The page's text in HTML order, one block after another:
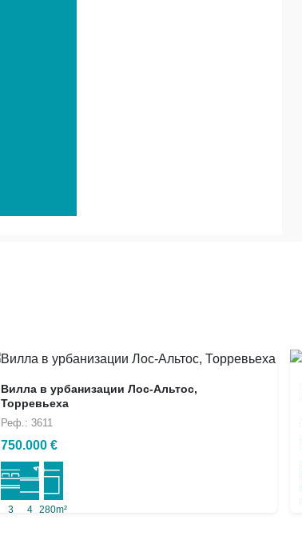
Вилла в урбанизации Лос-Альтос,
Торревьеха
Реф.: 3611
750.000 €
3 4 280m²